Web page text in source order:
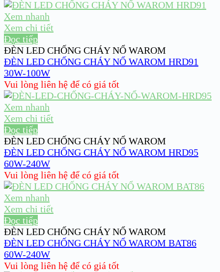
Xem nhanh
Xem chi tiết
Đọc tiếp
ĐÈN LED CHỐNG CHÁY NỔ WAROM
ĐÈN LED CHỐNG CHÁY NỔ WAROM HRD91
30W-100W
Vui lòng liên hệ để có giá tốt
Xem nhanh
Xem chi tiết
Đọc tiếp
ĐÈN LED CHỐNG CHÁY NỔ WAROM
ĐÈN LED CHỐNG CHÁY NỔ WAROM HRD95
60W-240W
Vui lòng liên hệ để có giá tốt
Xem nhanh
Xem chi tiết
Đọc tiếp
ĐÈN LED CHỐNG CHÁY NỔ WAROM
ĐÈN LED CHỐNG CHÁY NỔ WAROM BAT86
60W-240W
Vui lòng liên hệ để có giá tốt